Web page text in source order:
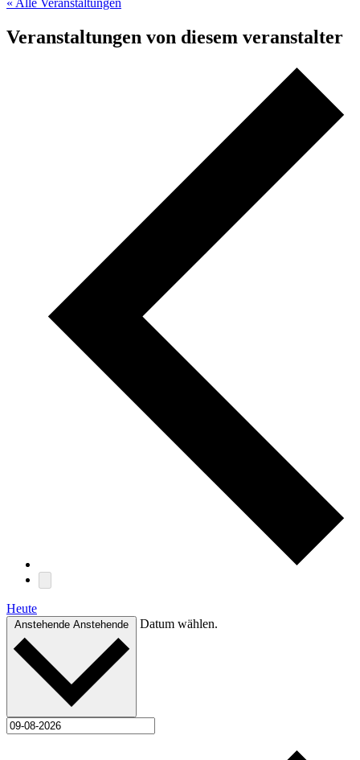
« Alle Veranstaltungen
Veranstaltungen von diesem veranstalter
Heute
Anstehende Anstehende Datum wählen.